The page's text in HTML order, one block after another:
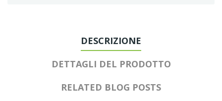
DESCRIZIONE
DETTAGLI DEL PRODOTTO
RELATED BLOG POSTS